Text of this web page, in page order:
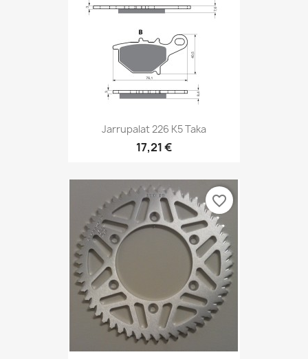
Jarrupalat 226 K5 Taka
17,21 €
favorite_border